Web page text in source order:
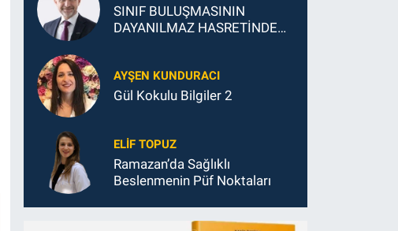
SINIF BULUŞMASININ
DAYANILMAZ HASRETİNDEN
AYŞEN KUNDURACI
Gül Kokulu Bilgiler 2
ELIF TOPUZ
Ramazan’da Sağlıklı
Beslenmenin Püf Noktaları